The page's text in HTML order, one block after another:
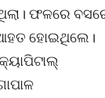
ଫଳରେ
ହୋଇଥିଲେ।